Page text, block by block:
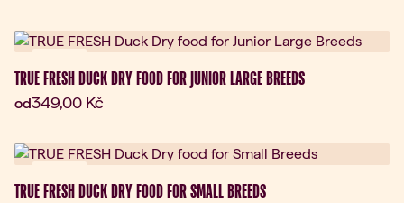
TRUE FRESH DUCK DRY FOOD FOR JUNIOR LARGE BREEDS
odAktuální cena:
349,00 Kč
TRUE FRESH DUCK DRY FOOD FOR SMALL BREEDS